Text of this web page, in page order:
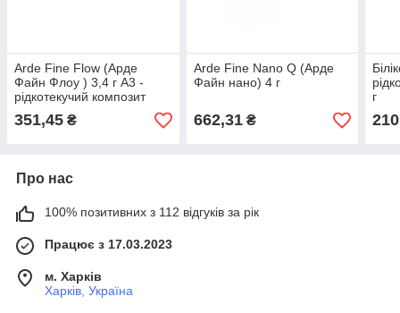
Arde Fine Flow (Арде
Файн Флоу ) 3,4 г А3 -
рідкотекучий композит
351,45 ₴
Arde Fine Nano Q (Арде
Файн нано) 4 г
662,31₴
г
210
Про нас
100% позитивних з 112 відгуків за рік
Працює з 17.03.2023
м. Харків
Харків, Україна